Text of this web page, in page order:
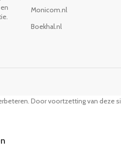
Monicom.nl
Boekhal.nl
Door voortzetting van deze